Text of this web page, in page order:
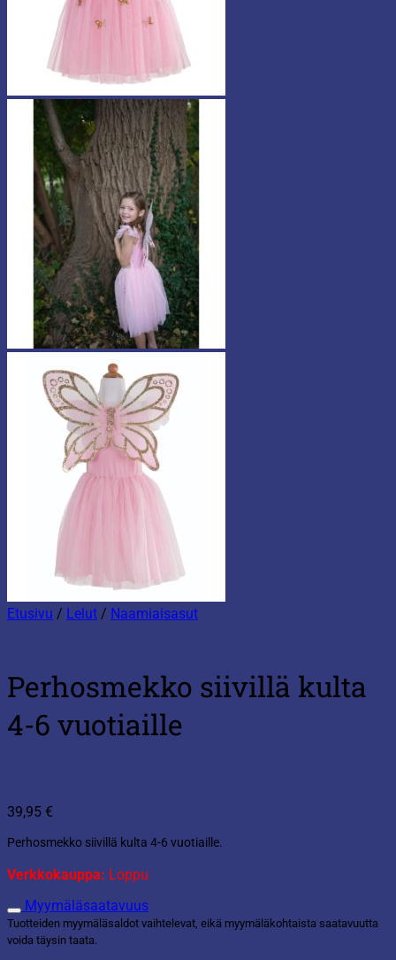
Etusivu / Lelut / Naamiaisasut
Perhosmekko siivillä kulta
4-6 vuotiaille
39,95 €
Perhosmekko siivillä kulta 4-6 vuotiaille.
Verkkokauppa: Loppu
Myymäläsaatavuus
Tuotteiden myymäläsaldot vaihtelevat, eikä myymäläkohtaista saatavuutta
voida täysin taata.